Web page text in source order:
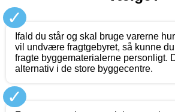
✓
Ifald du står og skal bruge varerne
vil undvære fragtgebyret, så kunne
fragte byggematerialerne personligt.
alternativ i de store byggecentre.
✓